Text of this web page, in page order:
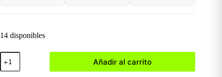
14 disponibles
Broca
de
Cerámica
Añadir al carrito